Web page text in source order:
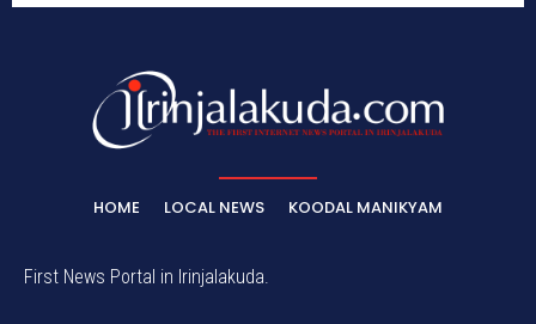
HOME LOCAL NEWS KOODAL MANIKYAM
First News Portal in Irinjalakuda.